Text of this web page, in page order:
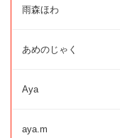
雨森ほわ
あめのじゃく
Aya
aya.m